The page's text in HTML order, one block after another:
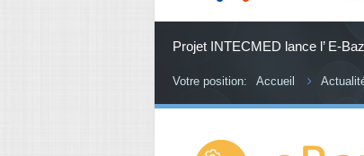
Projet INTECMED lance l’ E-
Votre position: Accueil